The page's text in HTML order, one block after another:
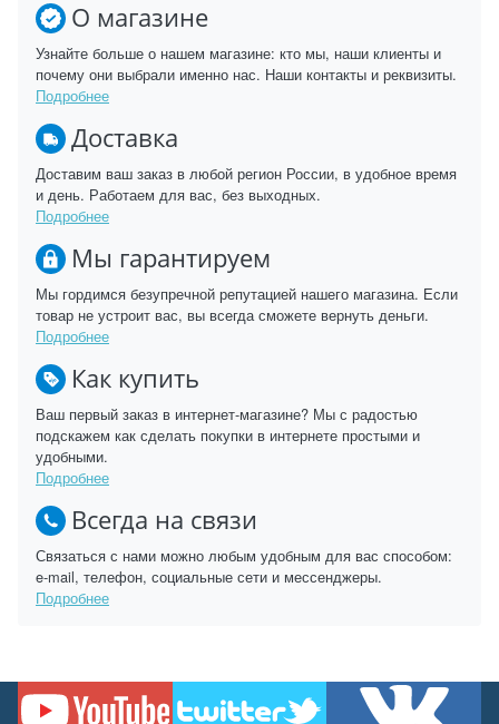
О магазине
Узнайте больше о нашем магазине: кто мы, наши клиенты и
почему они выбрали именно нас. Наши контакты и реквизиты.
Подробнее
Доставка
Доставим ваш заказ в любой регион России, в удобное время
и день. Работаем для вас, без выходных.
Подробнее
Мы гарантируем
Мы гордимся безупречной репутацией нашего магазина. Если
товар не устроит вас, вы всегда сможете вернуть деньги.
Подробнее
Как купить
Ваш первый заказ в интернет-магазине? Мы с радостью
подскажем как сделать покупки в интернете простыми и
удобными.
Подробнее
Всегда на связи
Связаться с нами можно любым удобным для вас способом:
e-mail, телефон, социальные сети и мессенджеры.
Подробнее